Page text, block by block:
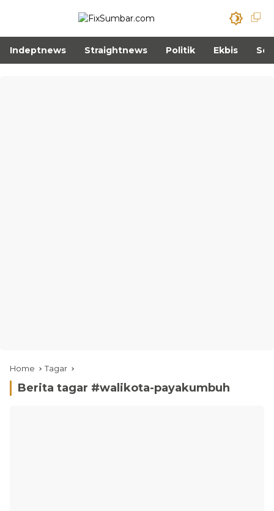
Indeptnews Straightnews Politik Ekbis
Home Tagar
Berita tagar #walikota-payakumbuh